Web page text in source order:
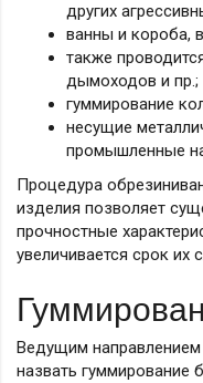
других
ванны и короба,
также
дымоходов и пр.;
гуммирование
несущие
промышленные
Процедура
изделия позволяет
прочностные
увеличивается срок их
Ведущим
назвать гуммирование